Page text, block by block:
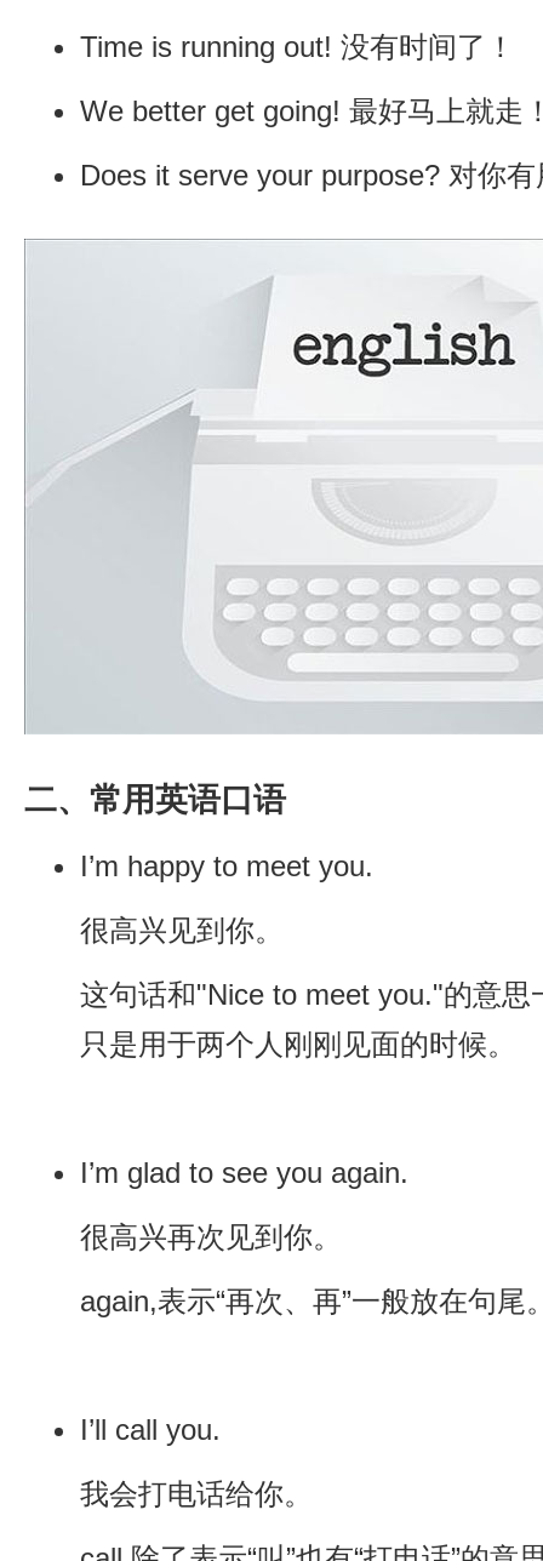
Time is running out! 没有时间了！
We better get going! 最好马上就走
Does it serve your purpose? 对你
二、常用英语口语
I’m happy to meet you.
很高兴见到你。
这句话和"Nice to meet you."的意思
只是用于两个人刚刚见面的时候。
I’m glad to see you again.
很高兴再次见到你。
again,表示“再次、再”一般放在句尾
I’ll call you.
我会打电话给你。